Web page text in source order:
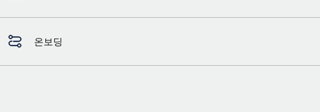
온보딩